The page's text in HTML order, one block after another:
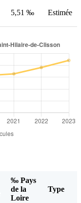
5,51 ‰ Estimée
‰ Pays
de la
Loire
Type